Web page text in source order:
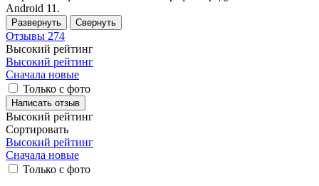
Android 11.
Развернуть Свернуть
Отзывы 274
Высокий рейтинг
Высокий рейтинг
Сначала новые
Только с фото
Написать отзыв
Высокий рейтинг
Сортировать
Высокий рейтинг
Сначала новые
Только с фото